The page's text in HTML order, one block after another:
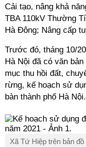
Cải tạo, nâng khả
TBA 110kV Thường
Hà Đông; Nâng cấp
Trước đó, tháng 10/
Hà Nội đã có văn
mục thu hồi đất,
rừng, kế hoạch sử
bàn thành phố Hà Nội.
Xã Tứ Hiệp trên bản